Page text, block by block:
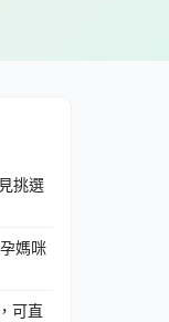
挑選
媽咪
可直